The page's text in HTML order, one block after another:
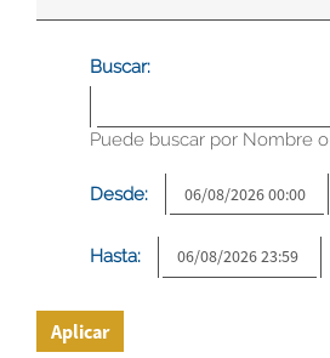
Buscar:
Puede buscar por Nombre
Desde:
Hasta:
Aplicar